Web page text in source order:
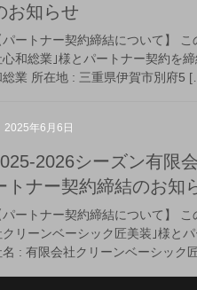
お知らせ
パートナー契約締結について】
心和総業｣様とパートナー契約を
総業 所在地 : 三重県伊賀市別府5
2025年6月6日
2026シーズン有限
トナー契約締結のお知
パートナー契約締結について】
クリーンベーシック匠美装｣様と
名 : 有限会社クリーンベーシック